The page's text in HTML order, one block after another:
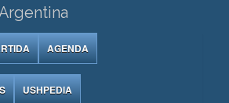
AGENDA
USHPEDIA